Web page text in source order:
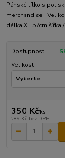
Pánské tílko s
merchandise
délka XL 57cm šířka
Dostupnost
Velikost
350 Kč/ks
289 Kč bez DPH